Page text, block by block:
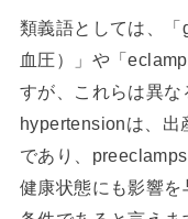
類義語としては、
血圧）」や「
すが、これらは異
hypertensionは、出
であり、
健康状態にも影響